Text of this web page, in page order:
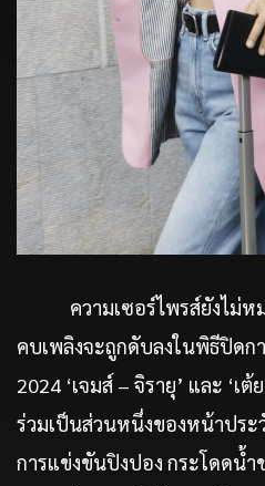
ความเซอร์ไพรส์ยังไม่
คบเพลิงจะถูกดับลงในพิธีปิดก
2024 ‘เจมส์ – จิรายุ’ และ ‘เ
ร่วมเป็นส่วนหนึ่งของหน้าประ
การแข่งขันปิงปอง กระโดดน้